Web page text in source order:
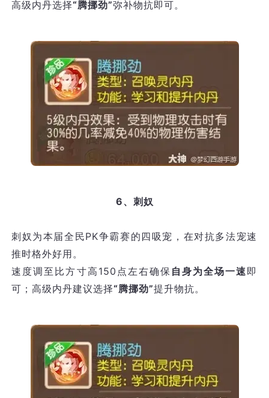
高级内丹选择“腾挪劲”弥补物抗即可。
6、刺奴
刺奴为本届全民PK争霸赛的四吸宠，在对抗多法宠速
推时格外好用。
速度调至比方寸高150点左右确保 自身为全场一速 即
可；高级内丹建议选择“腾挪劲”提升物抗。